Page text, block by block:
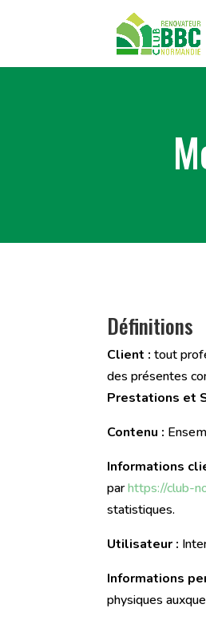
Définitions
Client : tout
des présentes
Prestations et
Contenu :
Informations
parhttps://club-
statistiques.
Utilisateur :
Informations
physiques